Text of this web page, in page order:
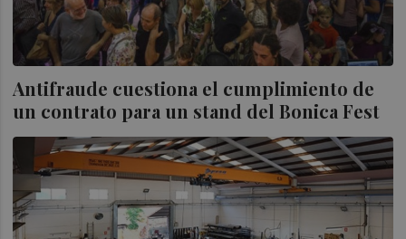
Antifraude cuestiona el cumplimiento de
un contrato para un stand del Bonica Fest